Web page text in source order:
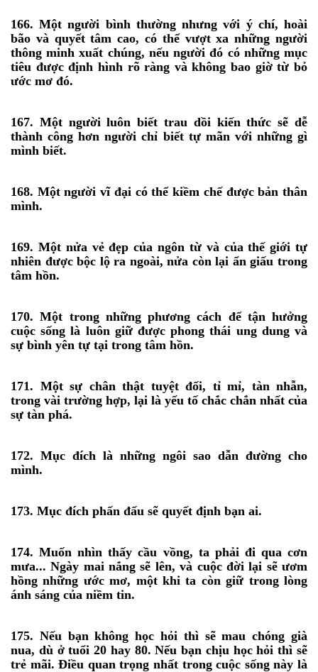
166. Một người bình thường nhưng với ý chí, hoài
bão và quyết tâm cao, có thể vượt xa những người
thông minh xuất chúng, nếu người đó có những mục
tiêu được định hình rõ ràng và không bao giờ từ bỏ
ước mơ đó.
167. Một người luôn biết trau dồi kiến thức sẽ dễ
thành công hơn người chỉ biết tự mãn với những gì
mình biết.
168. Một người vĩ đại có thể kiềm chế được bản thân
mình.
169. Một nửa vẻ đẹp của ngôn từ và của thế giới tự
nhiên được bộc lộ ra ngoài, nửa còn lại ẩn giấu trong
tâm hồn.
170. Một trong những phương cách để tận hưởng
cuộc sống là luôn giữ được phong thái ung dung và
sự bình yên tự tại trong tâm hồn.
171. Một sự chân thật tuyệt đối, tỉ mỉ, tàn nhẫn,
trong vài trường hợp, lại là yếu tố chắc chắn nhất của
sự tàn phá.
172. Mục đích là những ngôi sao dẫn đường cho
mình.
173. Mục đích phấn đấu sẽ quyết định bạn ai.
174. Muốn nhìn thấy cầu vồng, ta phải đi qua cơn
mưa... Ngày mai nắng sẽ lên, và cuộc đời lại sẽ ươm
hồng những ước mơ, một khi ta còn giữ trong lòng
ánh sáng của niềm tin.
175. Nếu bạn không học hỏi thì sẽ mau chóng già
nua, dù ở tuổi 20 hay 80. Nếu bạn chịu học hỏi thì sẽ
trẻ mãi. Điều quan trọng nhất trong cuộc sống này là